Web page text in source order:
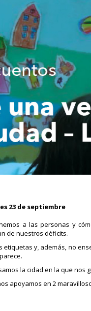
23 de septiembre
a las personas y
de nuestros déficits.
etiquetas y, además, no
la cidad en la que nos
apoyamos en 2